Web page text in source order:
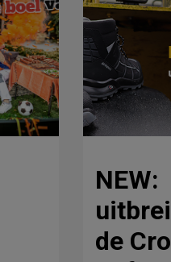
NEW:
de